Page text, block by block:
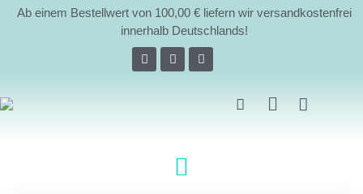
Ab einem Bestellwert von 100,00 € liefern wir versandkostenfrei
innerhalb Deutschlands!